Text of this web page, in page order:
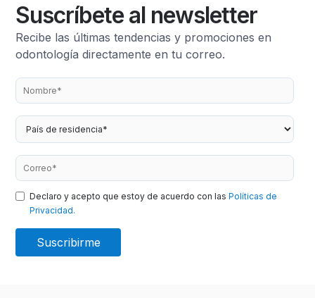
Suscríbete al newsletter
Recibe las últimas tendencias y promociones en
odontología directamente en tu correo.
Declaro y acepto que estoy de acuerdo con lasPolíticas de
Privacidad.